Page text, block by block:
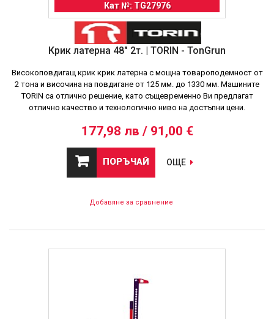
Кат №: TG27976
Крик латерна 48" 2т. | TORIN - TonGrun
Високоповдигащ крик крик латерна с мощна товароподемност от
2 тона и височина на повдигане от 125 мм. до 1330 мм. Машините
TORIN са отлично решение, като същевременно Ви предлагат
отлично качество и технологично ниво на достъпни цени.
177,98 лв / 91,00 €
ПОРЪЧАЙ ОЩЕ
Добавяне за сравнение